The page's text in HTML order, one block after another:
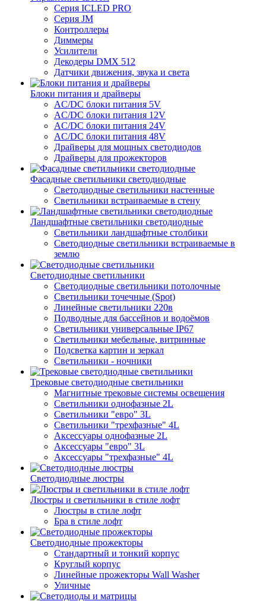
Серия ICLED PRO
Серия JM
Контроллеры
Диммеры
Усилители
Декодеры DMX 512
Датчики движения, звука и света
Блоки питания и драйверы
AC/DC блоки питания 5V
AC/DC блоки питания 12V
AC/DC блоки питания 24V
AC/DC блоки питания 48V
Драйверы для мощных светодиодов
Драйверы для прожекторов
Фасадные светильники светодиодные
Светодиодные светильники настенные
Светильники встраиваемые в стену
Ландшафтные светильники светодиодные
Светильники ландшафтные столбики
Светодиодные светильники встраиваемые в
землю
Светодиодные светильники
Светодиодные светильники потолочные
Светильники точечные (Spot)
Линейные светильники 220в
Подводные для бассейнов и водоёмов
Светильники универсальные IP67
Светильники мебельные, витринные
Подсветка картин и зеркал
Светильники - ночники
Трековые светодиодные светильники
Магнитные трековые системы освещения
Светильники однофазные 2L
Светильники "евро" 3L
Светильники "трехфазные" 4L
Аксессуары однофазные 2L
Аксессуары "евро" 3L
Аксессуары "трехфазные" 4L
Светодиодные люстры
Люстры и светильники в стиле лофт
Люстры в стиле лофт
Бра в стиле лофт
Светодиодные прожекторы
Стандартный и тонкий корпус
Круглый корпус
Линейные прожекторы Wall Washer
Уличные